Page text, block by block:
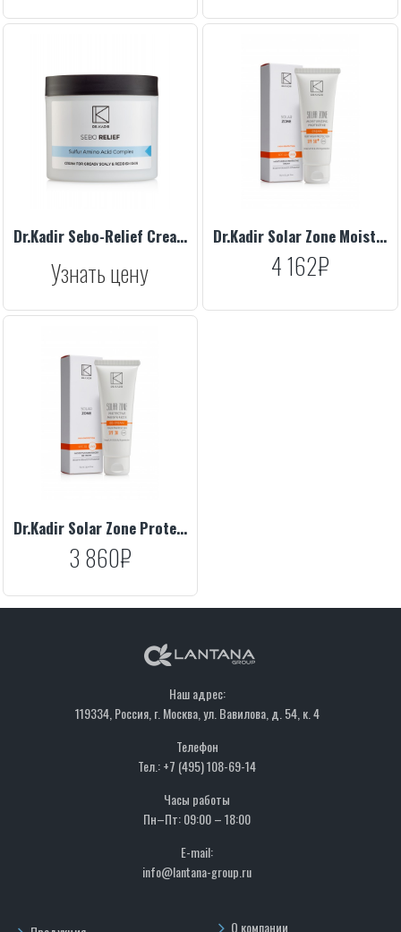
Dr.Kadir Sebo-Relief Cream, 250 ml
Узнать цену
Dr.Kadir Solar Zone Moisturizing Protective Cream SPF 50+, 75 ml
4 162₽
Dr.Kadir Solar Zone Protective BB Cream SPF 30, 75 ml
3 860₽
Наш адрес:
119334, Россия, г. Москва, ул. Вавилова, д. 54, к. 4
Телефон
Тел.: +7 (495) 108-69-14
Часы работы
Пн–Пт: 09:00 – 18:00
E-mail:
info@lantana-group.ru
О компании